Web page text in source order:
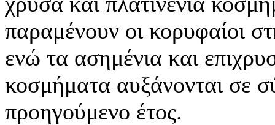
παραμένουν οι κορυφαίοι
ενώ τα ασημένια και
κοσμήματα αυξάνονται σε
προηγούμενο έτος.